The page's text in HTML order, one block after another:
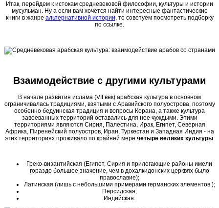
Итак, перейдем к истокам средневековой философии, культуры и истории
мусульман. Ну а если вам хочется найти интересные фантастические
книги в жанре альтернативной истории, то советуем посмотреть подборку
по ссылке.
Взаимодействие с другими культурами
В начале развития ислама (VII век) арабская культура в основном
ограничивалась традициями, взятыми с Аравийского полуострова, поэтому
особенно бедуинская традиция и вопросы Корана, а также культура
завоеванных территорий оставались для нее чуждыми. Этими
территориями являются Сирия, Палестина, Ирак, Египет, Северная
Африка, Пиренейский полуостров, Иран, Туркестан и Западная Индия - на
этих территориях проживало по крайней мере четыре великих культуры:
Греко-византийская (Египет, Сирия и прилегающие районы имели
гораздо большее значение, чем в дохалкидонских церквях было
православие);
Латинская (лишь с небольшими примерами германских элементов );
Персидская;
Индийская.